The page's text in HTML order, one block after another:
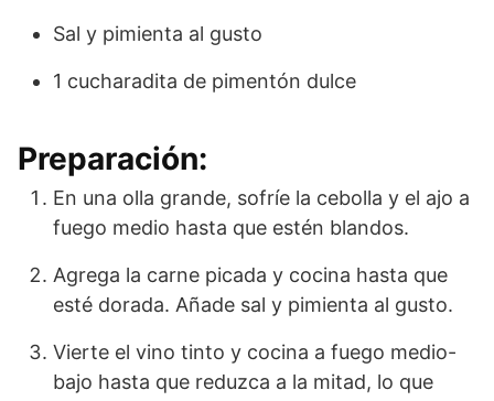
Sal y pimienta al gusto
1 cucharadita de pimentón dulce
Preparación:
En una olla grande, sofríe la cebolla y el ajo a
fuego medio hasta que estén blandos.
Agrega la carne picada y cocina hasta que
esté dorada. Añade sal y pimienta al gusto.
Vierte el vino tinto y cocina a fuego medio-
bajo hasta que reduzca a la mitad, lo que